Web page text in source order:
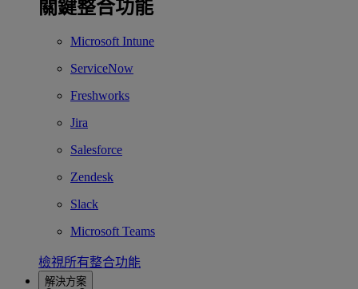
關鍵整合功能
Microsoft Intune
ServiceNow
Freshworks
Jira
Salesforce
Zendesk
Slack
Microsoft Teams
檢視所有整合功能
解決方案